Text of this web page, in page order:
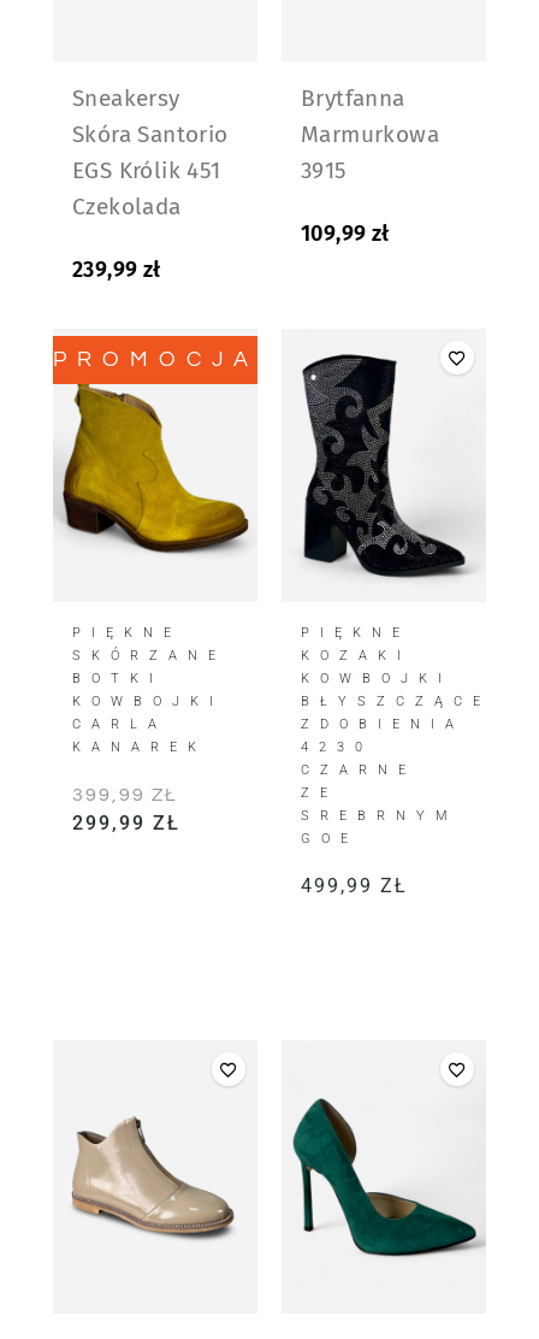
Sneakersy
Skóra Santorio
EGS Królik 451
Czekolada
239,99 zł
Brytfanna
Marmurkowa
3915
109,99 zł
PROMOCJA!
PIĘKNE
SKÓRZANE
BOTKI
KOWBOJKI
CARLA
KANAREK
399,99 ZŁ
299,99 ZŁ
PIĘKNE
KOZAKI
KOWBOJKI
BŁYSZCZĄCE
ZDOBIENIA
4230
CZARNE
ZE
SREBRNYM
GOE
499,99 ZŁ